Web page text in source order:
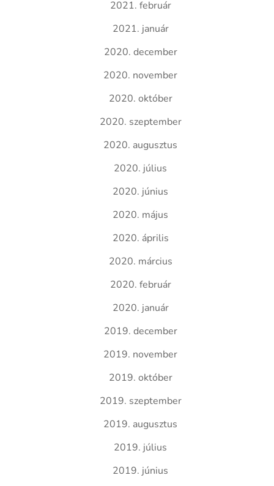
2021. február
2021. január
2020. december
2020. november
2020. október
2020. szeptember
2020. augusztus
2020. július
2020. június
2020. május
2020. április
2020. március
2020. február
2020. január
2019. december
2019. november
2019. október
2019. szeptember
2019. augusztus
2019. július
2019. június